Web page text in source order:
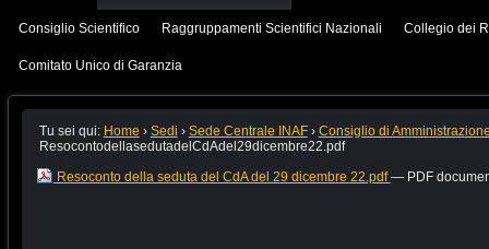
Consiglio Scientifico Raggruppamenti Scientifici Nazionali Collegio dei
Comitato Unico di Garanzia
Tu sei qui: Home › Sedi › Sede Centrale INAF › Consiglio di
ResocontodellasedutadelCdAdel29dicembre22.pdf
Resoconto della seduta del CdA del 29 dicembre 22.pdf— PDF